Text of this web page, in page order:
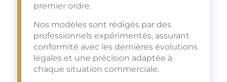
premier ordre.
Nos modèles sont rédigés par des
professionnels expérimentés, assurant
conformité avec les dernières évolutions
légales et une précision adaptée à
chaque situation commerciale.